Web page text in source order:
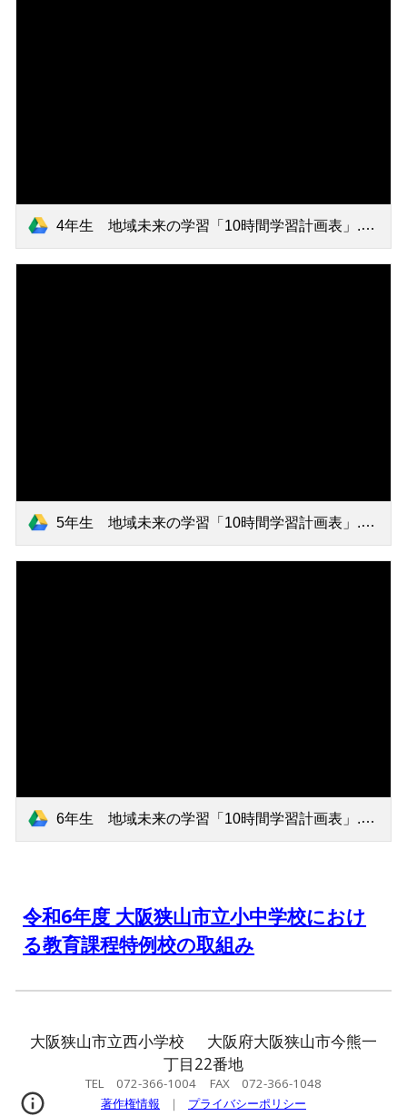
4年生 地域未来の学習「10時間学習計画表」.pdf
5年生 地域未来の学習「10時間学習計画表」.pdf
6年生 地域未来の学習「10時間学習計画表」.pdf
令和6年度 大阪狭山市立小中学校におけ
る教育課程特例校の取組み
大阪狭山市立西小学校 大阪府大阪狭山市今熊一
丁目22番地
TEL 072-366-1004 FAX 072-366-1048
著作権情報 ｜ プライバシーポリシー